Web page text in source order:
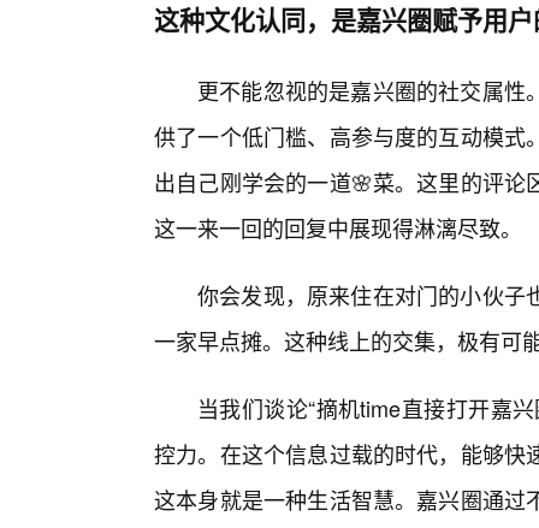
这种文化认同，是嘉兴圈赋予用
更不能忽视的是嘉兴圈的社交属
供了一个低门槛、高参与度的互动模
出自己刚学会的一道🌸菜。这里的评
这一来一回的回复中展现得淋漓尽致。
你会发现，原来住在对门的小伙子
一家早点摊。这种线上的交集，极有可
当我们谈论“摘机time直接打开嘉
控力。在这个信息过载的时代，能够
这本身就是一种生活智慧。嘉兴圈通